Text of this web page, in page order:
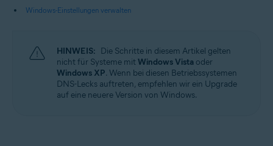
Microsoft Windows 11 Home/Pro/Enterprise/Education
Microsoft Windows 8 Home/Pro/Enterprise/Education – 32-/64-Bit
Microsoft Windows 7 Home Basic/Home
Premium/Professional/Enterprise/Ultimate – Service Pack 1 mit
benutzerfreundlichem Rollup-Update, 32-/64-Bit
Windows-Einstellungen verwalten
HINWEIS: Die Schritte in diesem Artikel gelten
nicht für Systeme mitWindows Vista oder
Windows XP. Wenn bei diesen Betriebssystemen
DNS-Lecks auftreten, empfehlen wir ein Upgrade
auf eine neuere Version von Windows.